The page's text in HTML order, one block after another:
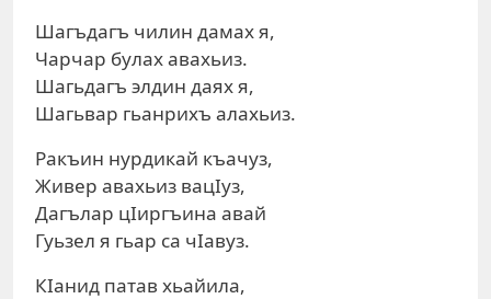
Шагъдагъ чилин дамах я,
Чарчар булах авахьиз.
Шагьдагъ элдин даях я,
Шагьвар гьанрихъ алахьиз.
Ракъин нурдикай къачуз,
Живер авахьиз вацIуз,
Дагълар цIиргъина авай
Гуьзел я гьар са чIавуз.
КIанид патав хьайила,